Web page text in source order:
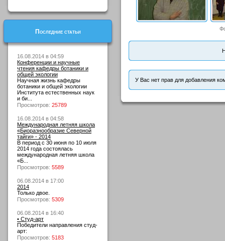
Последние статьи
16.08.2014 в 04:59
Конференции и научные
чтения кафедры ботаники и
общей экологии
Научная жизнь кафедры
ботаники и общей экологии
Института естественных наук
и би...
Просмотров: 25789
16.08.2014 в 04:58
Международная летняя школа
«Биоразнообразие Северной
тайги» - 2014
В период с 30 июня по 10 июля
2014 года состоялась
международная летняя школа
«Б...
Просмотров: 5589
06.08.2014 в 17:00
2014
Только двое.
Просмотров: 5309
06.08.2014 в 16:40
• Студ-арт
Победители направления студ-
арт:
Просмотров: 5183
У Вас нет прав для добавления